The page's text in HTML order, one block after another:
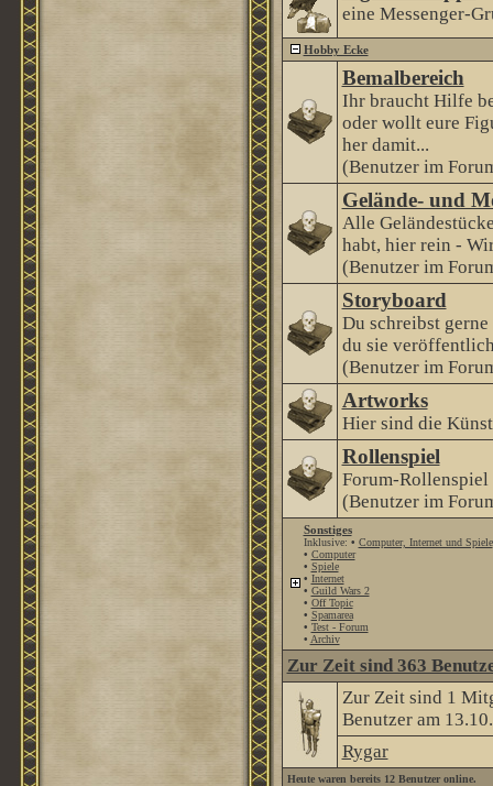
eine Messenger-
Hobby Ecke
Bemalbereich
Ihr braucht Hilfe
oder wollt eure
her damit...
(Benutzer im
Gelände- und
Alle
habt, hier rein -
(Benutzer im
Storyboard
Du schreibst
du sie
(Benutzer im
Artworks
Hier sind die
Rollenspiel
Forum-Rollenspiel
(Benutzer im
Sonstiges
Inklusive: • Computer, Internet und Spiele
• Computer
• Spiele
• Internet
• Guild Wars 2
• Off Topic
• Spamarea
• Test - Forum
• Archiv
Zur Zeit sind 363
Zur Zeit sind 1
Benutzer am
Rygar
Heute waren bereits 12 Benutzer online.